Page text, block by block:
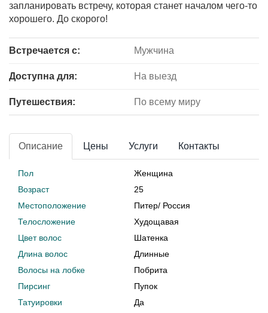
запланировать встречу, которая станет началом чего-то
хорошего. До скорого!
Встречается с: Мужчина
Доступна для: На выезд
Путешествия: По всему миру
Описание Цены Услуги Контакты
Пол
Женщина
Возраст
25
Местоположение
Питер/ Россия
Телосложение
Худощавая
Цвет волос
Шатенка
Длина волос
Длинные
Волосы на лобке
Побрита
Пирсинг
Пупок
Татуировки
Да